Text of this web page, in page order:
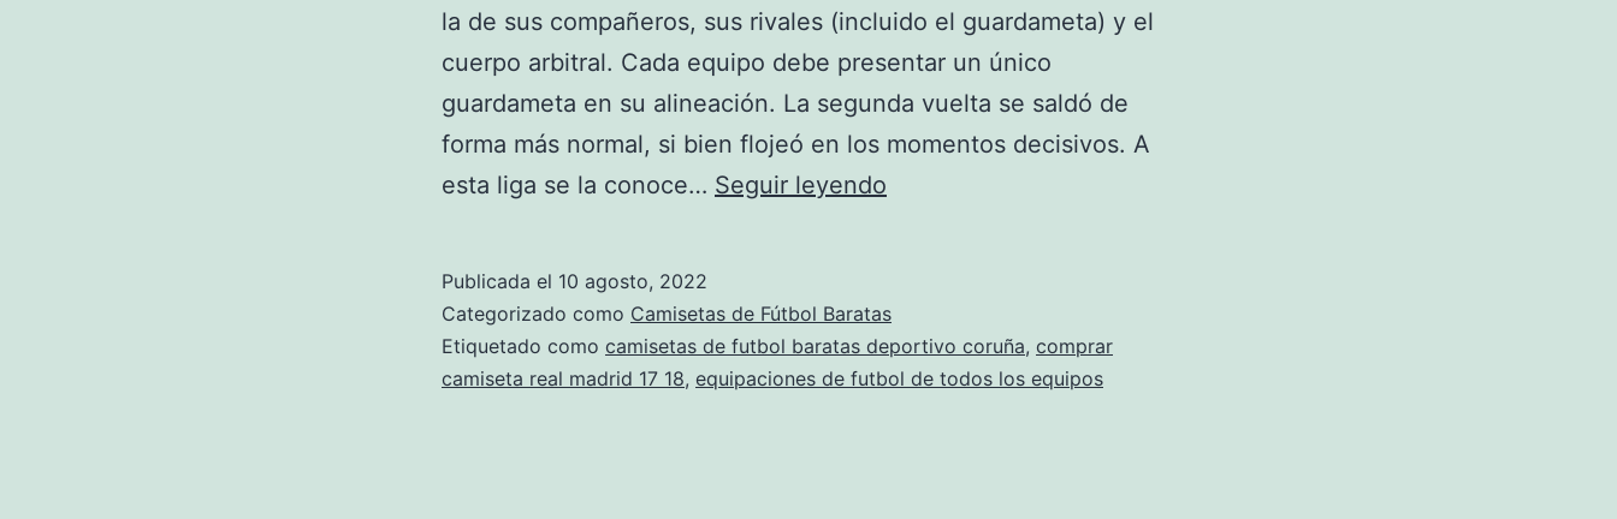
la de sus compañeros, sus rivales (incluido el guardameta) y el
cuerpo arbitral. Cada equipo debe presentar un único
guardameta en su alineación. La segunda vuelta se saldó de
forma más normal, si bien flojeó en los momentos decisivos. A
esta liga se la conoce… Seguir leyendo
clubes
Publicada el 10 agosto, 2022
Categorizado como Camisetas de Fútbol Baratas
Etiquetado como camisetas de futbol baratas deportivo coruña, comprar
camiseta real madrid 17 18, equipaciones de futbol de todos los equipos